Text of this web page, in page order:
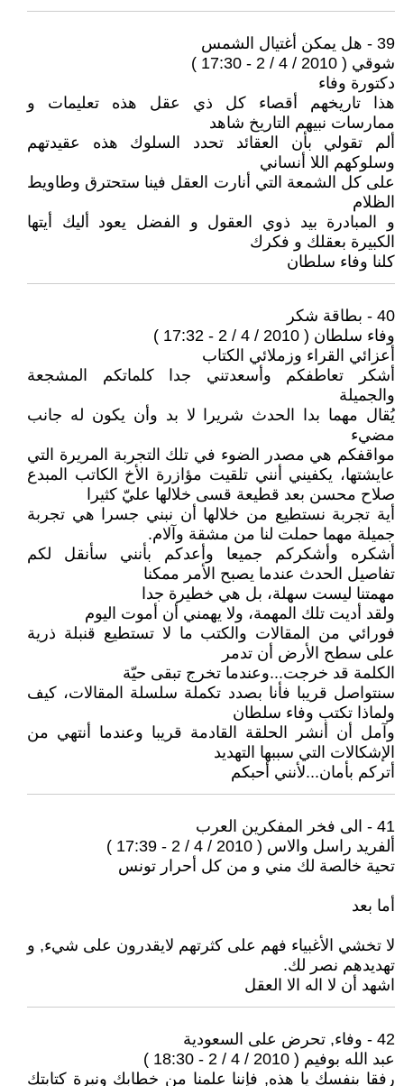
39 - هل يمكن أغتيال الشمس
شوقي ( 2010 / 4 / 2 - 17:30 )
دكتورة وفاء
هذا تاريخهم أقصاء كل ذي عقل هذه تعليمات و
ممارسات نبيهم التاريخ شاهد
ألم تقولي بأن العقائد تحدد السلوك هذه عقيدتهم
وسلوكهم اللا أنساني
على كل الشمعة التي أنارت العقل فينا ستحترق وطاويط
الظلام
و المبادرة بيد ذوي العقول و الفضل يعود أليك أيتها
الكبيرة بعقلك و فكرك
كلنا وفاء سلطان
40 - بطاقة شكر
وفاء سلطان ( 2010 / 4 / 2 - 17:32 )
أعزائي القراء وزملائي الكتاب
أشكر تعاطفكم وأسعدتني جدا كلماتكم المشجعة
والجميلة
يُقال مهما بدا الحدث شريرا لا بد وأن يكون له جانب
مضيء
مواقفكم هي مصدر الضوء في تلك التجربة المريرة التي
عايشتها، يكفيني أنني تلقيت مؤازرة الأخ الكاتب المبدع
صلاح محسن بعد قطيعة قسى خلالها عليّ كثيرا
أية تجربة نستطيع من خلالها أن نبني جسرا هي تجربة
جميلة مهما حملت لنا من مشقة وآلام.
أشكره وأشكركم جميعا وأعدكم بأنني سأنقل لكم
تفاصيل الحدث عندما يصبح الأمر ممكنا
مهمتنا ليست سهلة، بل هي خطيرة جدا
ولقد أديت تلك المهمة، ولا يهمني أن أموت اليوم
فورائي من المقالات والكتب ما لا تستطيع قنبلة ذرية
على سطح الأرض أن تدمر
الكلمة قد خرجت...وعندما تخرج تبقى حيّة
سنتواصل قريبا فأنا بصدد تكملة سلسلة المقالات، كيف
ولماذا تكتب وفاء سلطان
وآمل أن أنشر الحلقة القادمة قريبا وعندما أنتهي من
الإشكالات التي سببها التهديد
أتركم بأمان...لأنني أحبكم
41 - الى فخر المفكرين العرب
ألفريد راسل والاس ( 2010 / 4 / 2 - 17:39 )
تحية خالصة لك مني و من كل أحرار تونس
أما بعد
لا تخشي الأغبياء فهم على كثرتهم لايقدرون على شيء, و
تهديدهم نصر لك.
اشهد أن لا اله الا العقل
42 - وفاء, تحرض على السعودية
عبد الله بوفيم ( 2010 / 4 / 2 - 18:30 )
رفقا بنفسك يا هذه, فإننا علمنا من خطابك ونبرة كتابتك